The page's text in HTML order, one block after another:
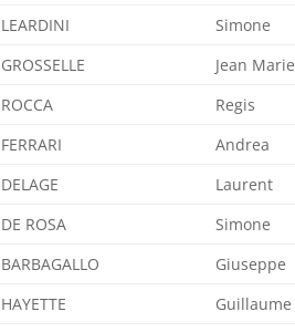
LEARDINI Simone
GROSSELLE Jean Marie
ROCCA Regis
FERRARI Andrea
DELAGE Laurent
DE ROSA Simone
BARBAGALLO Giuseppe
HAYETTE Guillaume